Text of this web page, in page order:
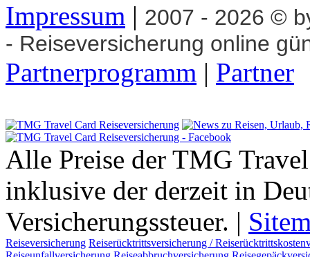
Impressum | 2007 - 2026 ©
- Reiseversicherung online
Partnerprogramm | Partner
Alle Preise der TMG
inklusive der derzeit in
Versicherungssteuer. |
Reiseversicherung Reiserücktrittsversicherung /